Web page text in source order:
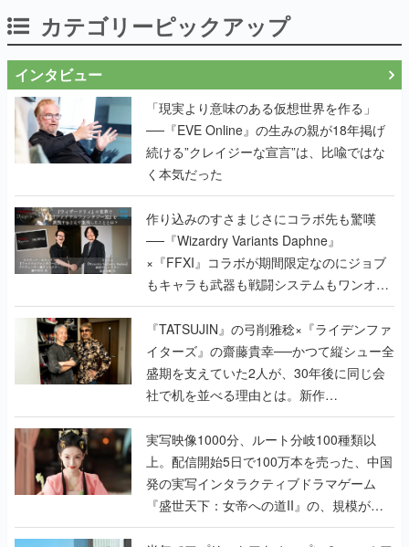
カテゴリーピックアップ
インタビュー
「現実より意味のある仮想世界を作る」
──『EVE Online』の生みの親が18年掲げ
続ける”クレイジーな宣言”は、比喩ではな
く本気だった
作り込みのすさまじさにコラボ先も驚嘆
──『Wizardry Variants Daphne』
×『FFXI』コラボが期間限定なのにジョブ
もキャラも武器も戦闘システムもワンオフ
で作り込まれた理由を両ディレクターに聞
く
『TATSUJIN』の弓削雅稔×『ライデンファ
イターズ』の齋藤貴幸──かつて縦シュー全
盛期を支えていた2人が、30年後に同じ会
社で机を並べる理由とは。新作
『TATSUJIN EXTREME』で初タッグを組
んだレジェンド2人に訊く開発秘話
実写映像1000分、ルート分岐100種類以
上。配信開始5日で100万本を売った、中国
発の実写インタラクティブドラマゲーム
『盛世天下：女帝への道II』の、規模が違
うこだわりをプロデューサーに聞いた